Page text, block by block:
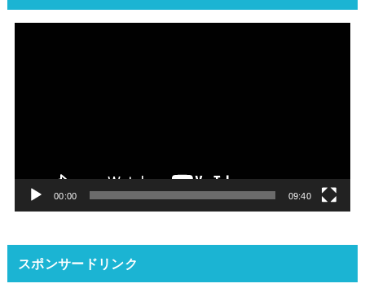
00:00 09:40
スポンサードリンク